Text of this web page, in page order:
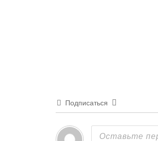
Подписаться